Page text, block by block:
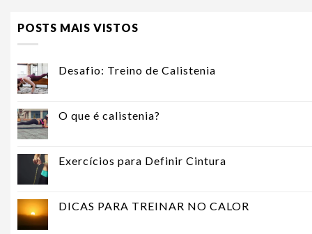
POSTS MAIS VISTOS
Desafio: Treino de Calistenia
O que é calistenia?
Exercícios para Definir Cintura
DICAS PARA TREINAR NO CALOR